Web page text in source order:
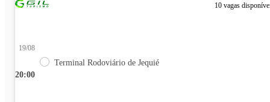
10 vagas
20:00
19/08
Terminal Rodoviário de Jequié